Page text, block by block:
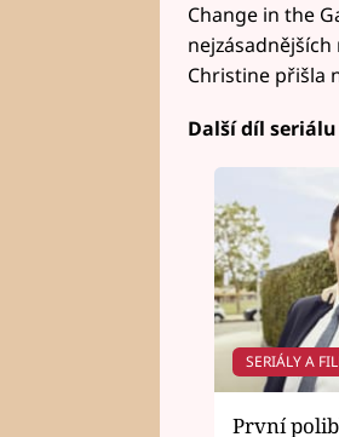
Change in the
Christine přišla
Další díl
SERIÁLY A
První